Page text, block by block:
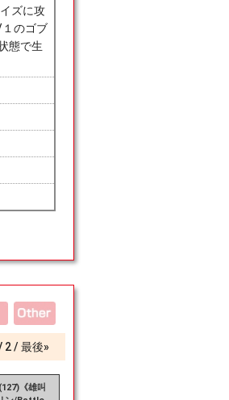
ズに攻
のゴブ
態で生
2 最後»
《雄叫